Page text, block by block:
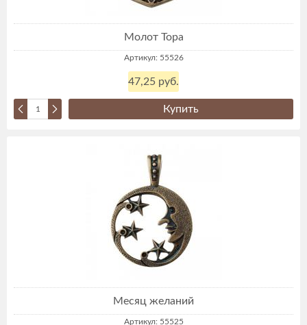
Молот Тора
Артикул: 55526
47,25 руб.
Купить
Месяц желаний
Артикул: 55525